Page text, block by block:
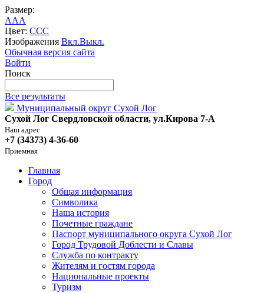
Размер:
AAA
Цвет: CCC
Изображения Вкл.Выкл.
Обычная версия сайта
Войти
Поиск
Все результаты
Муниципальный округ Сухой Лог
Сухой Лог Свердловской области, ул.Кирова 7-А
Наш адрес
+7 (34373) 4-36-60
Приемная
Главная
Город
Общая информация
Символика
Наша история
Почетные граждане
Паспорт муниципального округа Сухой Лог
Город Трудовой Доблести и Славы
Служба по контракту
Жителям и гостям города
Национальные проекты
Туризм